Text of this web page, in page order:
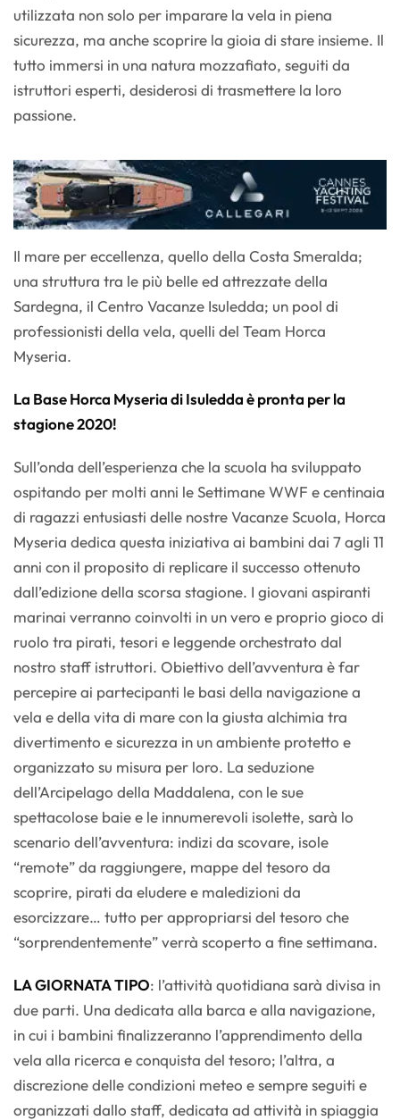
utilizzata non solo per imparare la vela in piena
sicurezza, ma anche scoprire la gioia di stare insieme. Il
tutto immersi in una natura mozzafiato, seguiti da
istruttori esperti, desiderosi di trasmettere la loro
passione.
Il mare per eccellenza, quello della Costa Smeralda;
una struttura tra le più belle ed attrezzate della
Sardegna, il Centro Vacanze Isuledda; un pool di
professionisti della vela, quelli del Team Horca
Myseria.
La Base Horca Myseria di Isuledda è pronta per la
stagione 2020!
Sull’onda dell’esperienza che la scuola ha sviluppato
ospitando per molti anni le Settimane WWF e centinaia
di ragazzi entusiasti delle nostre Vacanze Scuola, Horca
Myseria dedica questa iniziativa ai bambini dai 7 agli 11
anni con il proposito di replicare il successo ottenuto
dall’edizione della scorsa stagione. I giovani aspiranti
marinai verranno coinvolti in un vero e proprio gioco di
ruolo tra pirati, tesori e leggende orchestrato dal
nostro staff istruttori. Obiettivo dell’avventura è far
percepire ai partecipanti le basi della navigazione a
vela e della vita di mare con la giusta alchimia tra
divertimento e sicurezza in un ambiente protetto e
organizzato su misura per loro. La seduzione
dell’Arcipelago della Maddalena, con le sue
spettacolose baie e le innumerevoli isolette, sarà lo
scenario dell’avventura: indizi da scovare, isole
“remote” da raggiungere, mappe del tesoro da
scoprire, pirati da eludere e maledizioni da
esorcizzare… tutto per appropriarsi del tesoro che
“sorprendentemente” verrà scoperto a fine settimana.
LA GIORNATA TIPO: l’attività quotidiana sarà divisa in
due parti. Una dedicata alla barca e alla navigazione,
in cui i bambini finalizzeranno l’apprendimento della
vela alla ricerca e conquista del tesoro; l’altra, a
discrezione delle condizioni meteo e sempre seguiti e
organizzati dallo staff, dedicata ad attività in spiaggia